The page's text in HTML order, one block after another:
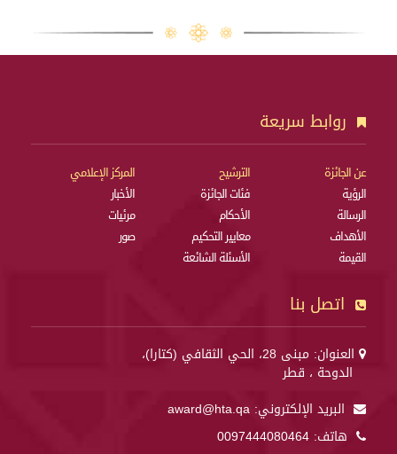
روابط سريعة
عن الجائزة
الرؤية
الرسالة
الأهداف
القيمة
الترشيح
فئات الجائزة
الأحكام
معايير التحكيم
الأسئلة الشائعة
المركز الإعلامي
الأخبار
مرئيات
صور
اتصل بنا
العنوان: مبنى 28، الحي الثقافي (كتارا)،
الدوحة ، قطر
البريد الإلكتروني: award@hta.qa
هاتف: 0097444080464